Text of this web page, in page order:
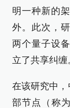
明一种新的
外。此次，
两个量子设
立了共享纠缠
在该研究中
部节点（称